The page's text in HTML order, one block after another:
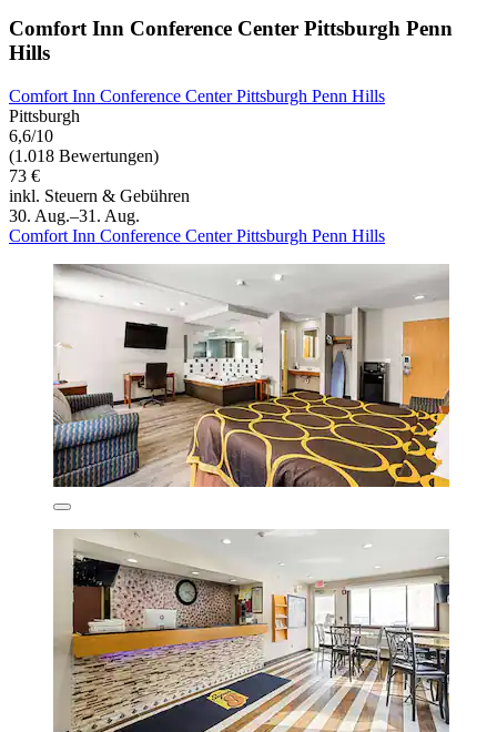
Comfort Inn Conference Center Pittsburgh Penn
Hills
Comfort Inn Conference Center Pittsburgh Penn Hills
Pittsburgh
6,6/10
(1.018 Bewertungen)
73 €
inkl. Steuern & Gebühren
30. Aug.–31. Aug.
Comfort Inn Conference Center Pittsburgh Penn Hills